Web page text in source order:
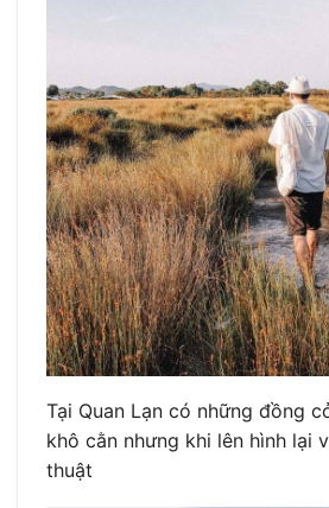
Tại Quan Lạn có những đồng
khô cằn nhưng khi lên hình lại
thuật